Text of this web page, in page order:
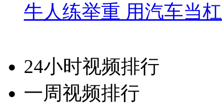
牛人练举重 用汽车当
24小时视频排行
一周视频排行